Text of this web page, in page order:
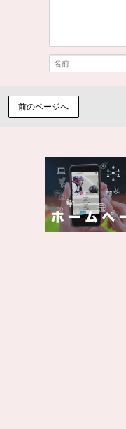
前のページへ